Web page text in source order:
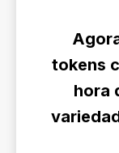
tokens
hora